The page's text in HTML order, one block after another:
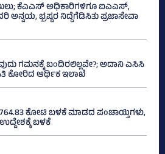
ಕೆಎಎಸ್ ಅಧಿಕಾರಿಗಳಿಗೂ ಐಎಎಸ್‌,
ಭ್ರಷ್ಟರ ನಿದ್ದೆಗೆಡಿಸಿತು ಪ್ರಜಾಸೇವಾ
ಗಮನಕ್ಕೆ ಬಂದಿರಲಿಲ್ಲವೇ?; ಅದಾನಿ ಎಸಿಸಿ
ಕೋರಿದ ಆರ್ಥಿಕ ಇಲಾಖೆ
ಕೋಟಿ ಬಳಕೆ ಮಾಡದ ಪಂಚಾಯ್ತಿಗಳು,
ಬಳಕೆ